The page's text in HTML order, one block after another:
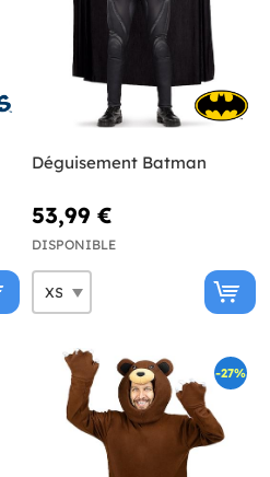
Déguisement Batman
53,99 €
DISPONIBLE
-27%